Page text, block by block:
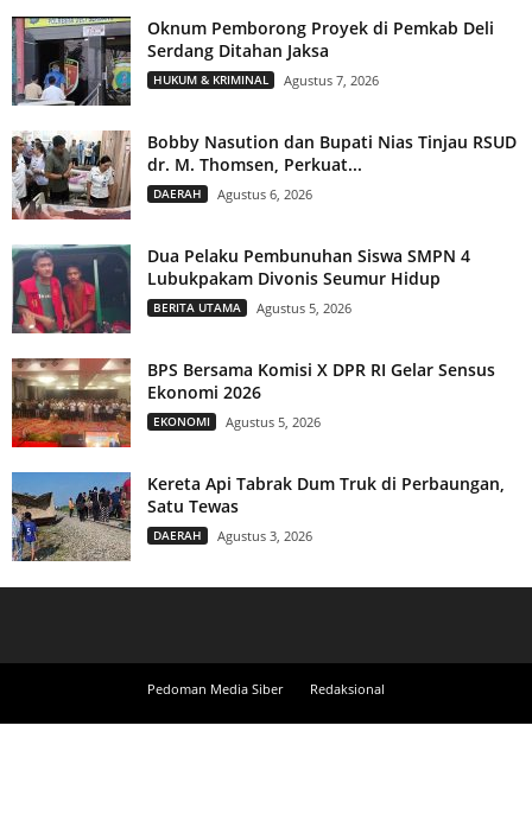
Oknum Pemborong Proyek di Pemkab Deli
Serdang Ditahan Jaksa
HUKUM & KRIMINAL Agustus 7, 2026
Bobby Nasution dan Bupati Nias Tinjau RSUD
dr. M. Thomsen, Perkuat...
DAERAH Agustus 6, 2026
Dua Pelaku Pembunuhan Siswa SMPN 4
Lubukpakam Divonis Seumur Hidup
BERITA UTAMA Agustus 5, 2026
BPS Bersama Komisi X DPR RI Gelar Sensus
Ekonomi 2026
EKONOMI Agustus 5, 2026
Kereta Api Tabrak Dum Truk di Perbaungan,
Satu Tewas
DAERAH Agustus 3, 2026
Pedoman Media Siber Redaksional